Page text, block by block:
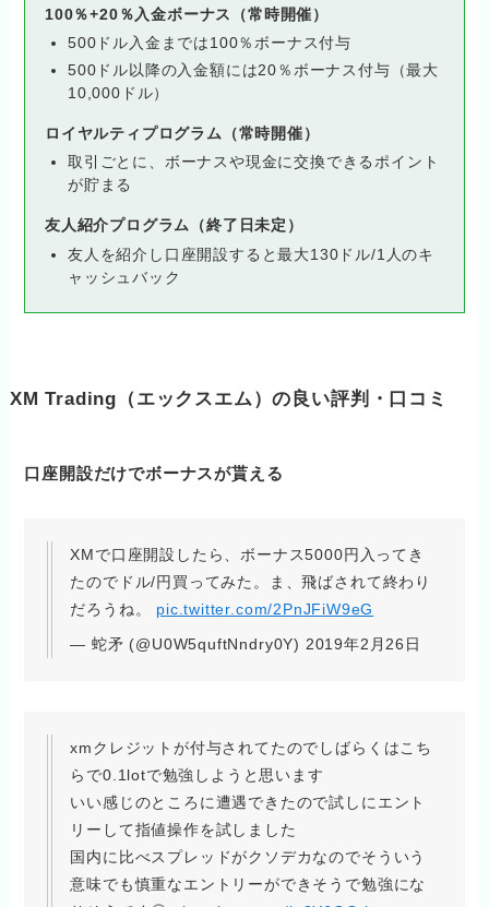
100％+20％入金ボーナス（常時開催）
500ドル入金までは100％ボーナス付与
500ドル以降の入金額には20％ボーナス付与（最大
10,000ドル）
ロイヤルティプログラム（常時開催）
取引ごとに、ボーナスや現金に交換できるポイント
が貯まる
友人紹介プログラム（終了日未定）
友人を紹介し口座開設すると最大130ドル/1人のキ
ャッシュバック
XM Trading（エックスエム）の良い評判・口コミ
口座開設だけでボーナスが貰える
XMで口座開設したら、ボーナス5000円入ってき
たのでドル/円買ってみた。ま、飛ばされて終わり
だろうね。 pic.twitter.com/2PnJFiW9eG
— 蛇矛 (@U0W5quftNndry0Y) 2019年2月26日
xmクレジットが付与されてたのでしばらくはこち
らで0.1lotで勉強しようと思います
いい感じのところに遭遇できたので試しにエント
リーして指値操作を試しました
国内に比べスプレッドがクソデカなのでそういう
意味でも慎重なエントリーができそうで勉強にな